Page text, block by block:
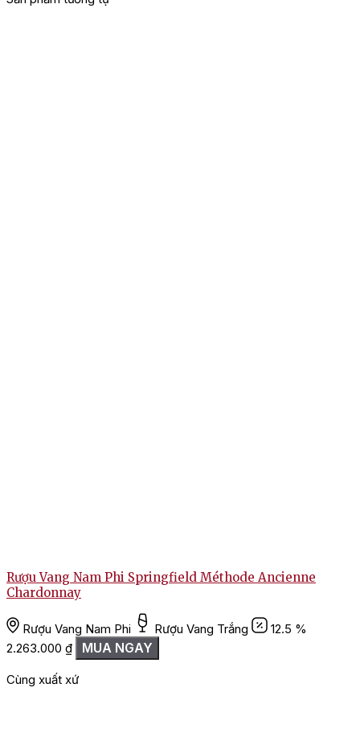
Rượu Vang Nam Phi Springfield Méthode Ancienne
Chardonnay
Rượu Vang Nam Phi Rượu Vang Trắng
12.5 %
2.263.000 ₫ MUA NGAY
Cùng xuất xứ